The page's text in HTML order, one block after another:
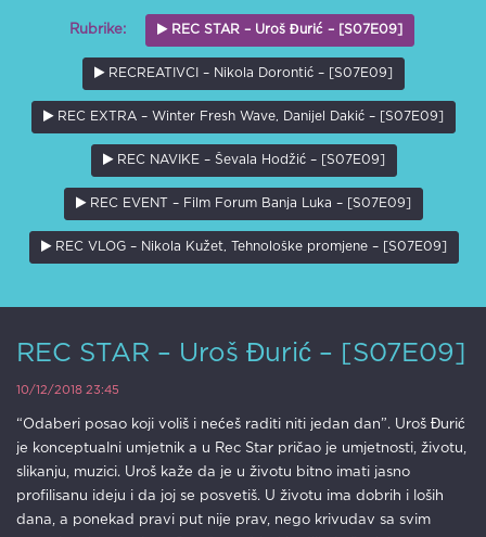
Rubrike: REC STAR – Uroš Đurić – [S07E09]
RECREATIVCI – Nikola Dorontić – [S07E09]
REC EXTRA – Winter Fresh Wave, Danijel Dakić – [S07E09]
REC NAVIKE – Ševala Hodžić – [S07E09]
REC EVENT – Film Forum Banja Luka – [S07E09]
REC VLOG – Nikola Kužet, Tehnološke promjene – [S07E09]
REC STAR – Uroš Đurić – [S07E09]
10/12/2018 23:45
“Odaberi posao koji voliš i nećeš raditi niti jedan dan”. Uroš Đurić
je konceptualni umjetnik a u Rec Star pričao je umjetnosti, životu,
slikanju, muzici. Uroš kaže da je u životu bitno imati jasno
profilisanu ideju i da joj se posvetiš. U životu ima dobrih i loših
dana, a ponekad pravi put nije prav, nego krivudav sa svim